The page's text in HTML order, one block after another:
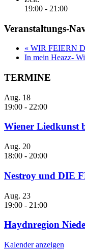
19:00 - 21:00
Veranstaltungs-
« WIR FEIERN
In mein Heazz-
TERMINE
Aug. 18
19:00 - 22:00
Wiener Liedkunst
Aug. 20
18:00 - 20:00
Nestroy und DIE
Aug. 23
19:00 - 21:00
Haydnregion
Kalender anzeigen